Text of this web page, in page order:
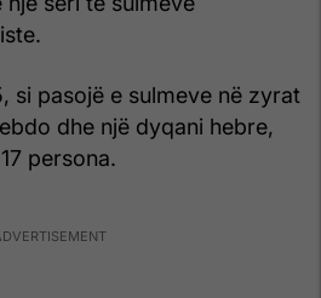
si pasojë e sulmeve në zyrat
dhe një dyqani hebre,
persona.